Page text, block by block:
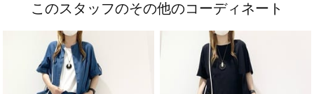
このスタッフのその他のコーディネート